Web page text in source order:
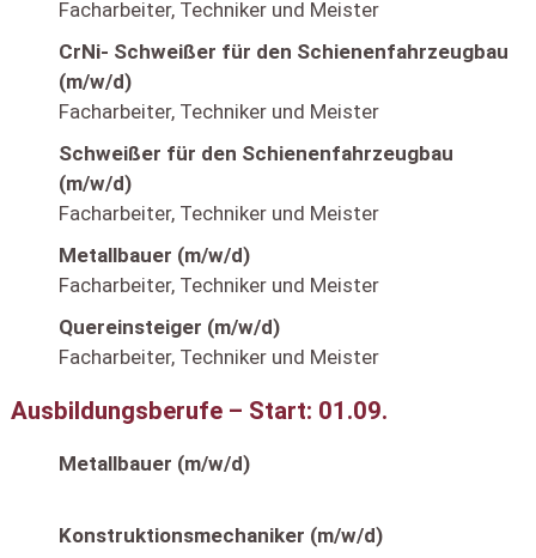
Facharbeiter, Techniker und Meister
CrNi- Schweißer für den Schienenfahrzeugbau
(m/w/d)
Facharbeiter, Techniker und Meister
Schweißer für den Schienenfahrzeugbau
(m/w/d)
Facharbeiter, Techniker und Meister
Metallbauer (m/w/d)
Facharbeiter, Techniker und Meister
Quereinsteiger (m/w/d)
Facharbeiter, Techniker und Meister
Ausbildungsberufe – Start: 01.09.
Metallbauer (m/w/d)
Konstruktionsmechaniker (m/w/d)